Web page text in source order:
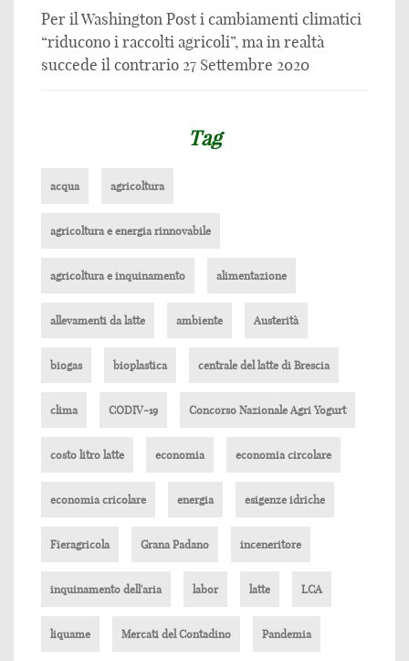
Per il Washington Post i cambiamenti climatici
“riducono i raccolti agricoli”, ma in realtà
succede il contrario 27 Settembre 2020
Tag
acqua agricoltura
agricoltura e energia rinnovabile
agricoltura e inquinamento alimentazione
allevamenti da latte ambiente Austerità
biogas bioplastica centrale del latte di Brescia
clima CODIV-19 Concorso Nazionale Agri Yogurt
costo litro latte economia economia circolare
economia cricolare energia esigenze idriche
Fieragricola Grana Padano inceneritore
inquinamento dell'aria labor latte LCA
liquame Mercati del Contadino Pandemia